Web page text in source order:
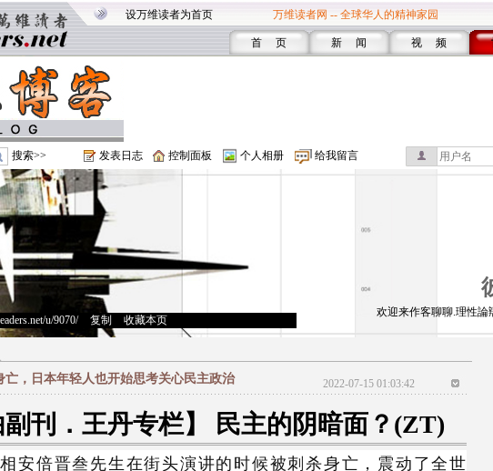
设万维读者为首页 万维读者网 -- 全球华人的精神家园
首 页 新 闻 视 频
搜索>> 发表日志 控制面板 个人相册 给我留言
u/9070/> 复制 收藏本页
欢迎来作客聊聊.理性論
亡，日本年轻人也开始思考关心民主政治 2022-07-15 01:03:42
副刊．王丹专栏】 民主的阴暗面？(ZT)
安倍晋叁先生在街头演讲的时候被刺杀身亡，震动了全世